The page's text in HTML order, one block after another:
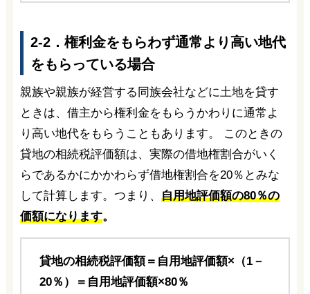
2-2．権利金をもらわず通常より高い地代
をもらっている場合
親族や親族が経営する同族会社などに土地を貸す
ときは、借主から権利金をもらうかわりに通常よ
り高い地代をもらうこともあります。 このときの
貸地の相続税評価額は、実際の借地権割合がいく
らであるかにかかわらず借地権割合を20％とみな
して計算します。つまり、 自用地評価額の80％の
価額になります。
貸地の相続税評価額＝自用地評価額×（1－
20％）＝自用地評価額×80％